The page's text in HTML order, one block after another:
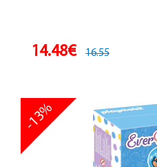
14.48€ 16.55
-13%